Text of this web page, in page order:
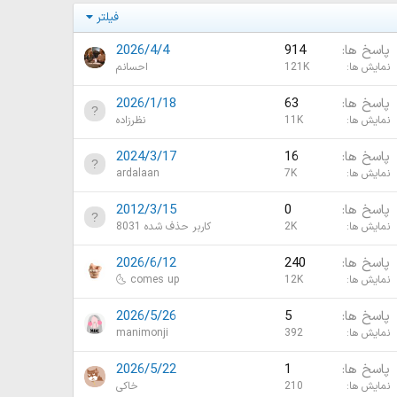
فیلتر
پاسخ ها 914
نمایش ها 121K
2026/4/4
احسانم
پاسخ ها 63
نمایش ها 11K
2026/1/18
نظرزاده
پاسخ ها 16
نمایش ها 7K
2024/3/17
ardalaan
پاسخ ها 0
نمایش ها 2K
2012/3/15
کاربر حذف شده 8031
پاسخ ها 240
نمایش ها 12K
2026/6/12
🌜 comes up
پاسخ ها 5
نمایش ها 392
2026/5/26
manimonji
پاسخ ها 1
نمایش ها 210
2026/5/22
خاکی